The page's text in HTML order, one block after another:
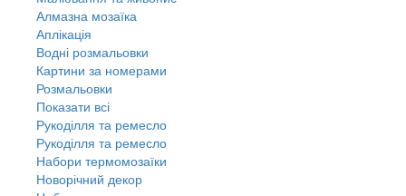
Алмазна мозаїка
Аплікація
Водні розмальовки
Картини за номерами
Розмальовки
Показати всі
Рукоділля та ремесло
Рукоділля та ремесло
Набори термомозаїки
Новорічний декор